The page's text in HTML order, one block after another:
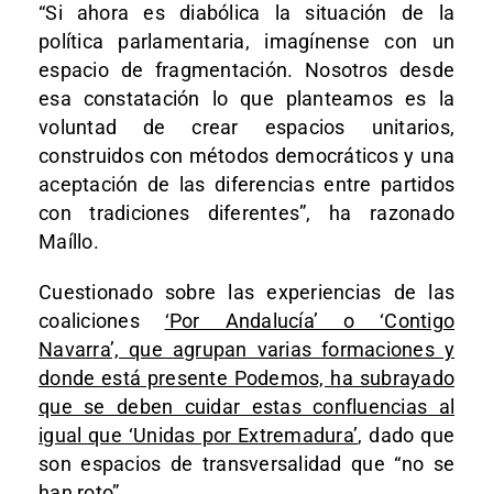
“Si ahora es diabólica la situación de la
política parlamentaria, imagínense con un
espacio de fragmentación. Nosotros desde
esa constatación lo que planteamos es la
voluntad de crear espacios unitarios,
construidos con métodos democráticos y una
aceptación de las diferencias entre partidos
con tradiciones diferentes”, ha razonado
Maíllo.
Cuestionado sobre las experiencias de las
coaliciones ‘Por Andalucía’ o ‘Contigo
Navarra’, que agrupan varias formaciones y
donde está presente Podemos, ha subrayado
que se deben cuidar estas confluencias al
igual que ‘Unidas por Extremadura’, dado que
son espacios de transversalidad que “no se